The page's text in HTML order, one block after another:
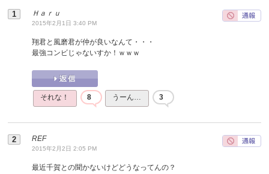
Ｈａｒｕ
2015年2月1日 3:40 PM
翔君と風磨君が仲が良いなんて・・・
最強コンビじゃないすか！ｗｗｗ
それな！ 8 うーん… 3
REF
2015年2月2日 2:05 PM
最近千賀との聞かないけどどうなってんの？